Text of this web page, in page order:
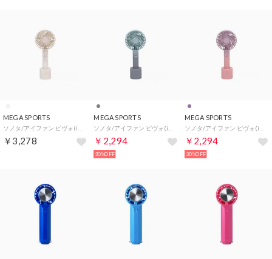
MEGA SPORTS
￥3,278
MEGA SPORTS
￥2,294
30%OFF
MEGA SPORTS
￥2,294
30%OFF